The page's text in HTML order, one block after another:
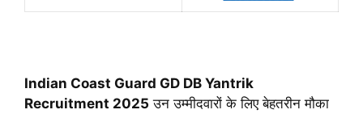
Indian Coast Guard GD DB Yantrik
Recruitment 2025 उन उम्मीदवारों के लिए बेहतरीन मौका